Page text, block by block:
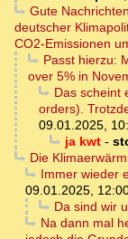
Gute
deutscher
CO2-Emissionen
Passt hierzu:
over 5% in
Das scheint
orders).
09.01.2025,
ja kwt-
Die
Immer wieder
09.01.2025,
Da sind wir
Na dann mal